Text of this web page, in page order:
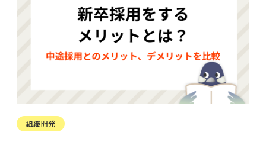
組織開発